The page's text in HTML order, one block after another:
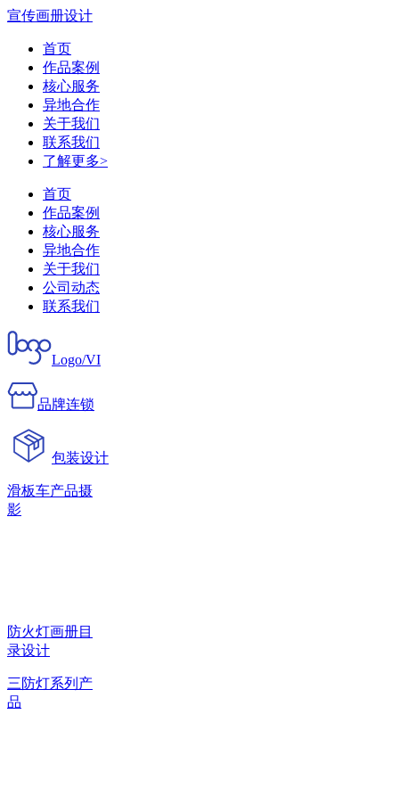
宣传画册设计
首页
作品案例
核心服务
异地合作
关于我们
联系我们
了解更多>
首页
作品案例
核心服务
异地合作
关于我们
公司动态
联系我们
Logo/VI
品牌连锁
包装设计
滑板车产品摄
影
防火灯画册目
录设计
三防灯系列产
品